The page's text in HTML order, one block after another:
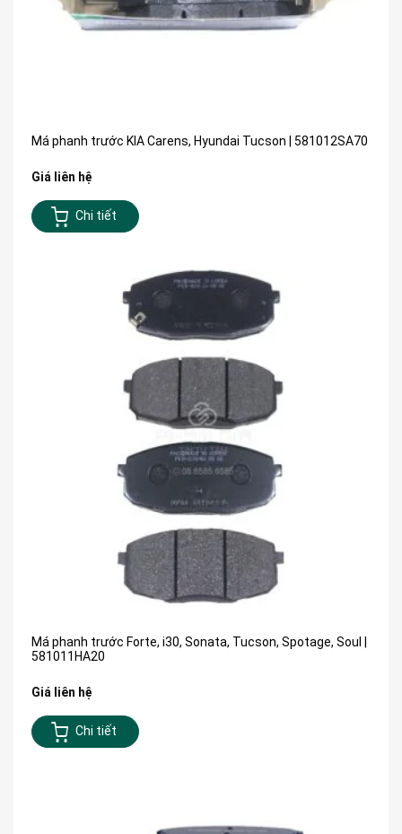
Má phanh trước KIA Carens, Hyundai Tucson | 581012SA70
Giá liên hệ
Chi tiết
Má phanh trước Forte, i30, Sonata, Tucson, Spotage, Soul |
581011HA20
Giá liên hệ
Chi tiết